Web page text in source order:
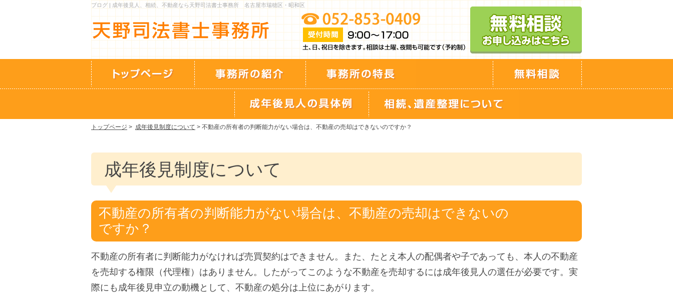
ブログ | 成年後見人、相続、不動産なら天野司法書士事務所 名古屋市瑞穂区・昭和区
トップページ > 成年後見制度について > 不動産の所有者の判断能力がない場合は、不動産の売却はできないのですか？
成年後見制度について
不動産の所有者の判断能力がない場合は、不動産の売却はできないの
ですか？
不動産の所有者に判断能力がなければ売買契約はできません。また、たとえ本人の配偶者や子であっても、本人の不動産
を売却する権限（代理権）はありません。したがってこのような不動産を売却するには成年後見人の選任が必要です。実
際にも成年後見申立の動機として、不動産の処分は上位にあがります。